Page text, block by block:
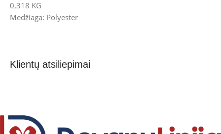
0,318 KG
Medžiaga: Polyester
Klientų atsiliepimai